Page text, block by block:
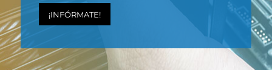
¡INFÓRMATE!